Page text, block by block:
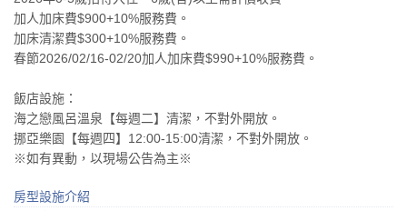
加人加床費$900+10%服務費。
加床清潔費$300+10%服務費。
春節2026/02/16-02/20加人加床費$990+10%服務費。
飯店設施：
海之戀風呂溫泉【每週二】清潔，不對外開放。
挪亞樂園【每週四】12:00-15:00清潔，不對外開放。
※如有異動，以現場公告為主※
房型設施介紹